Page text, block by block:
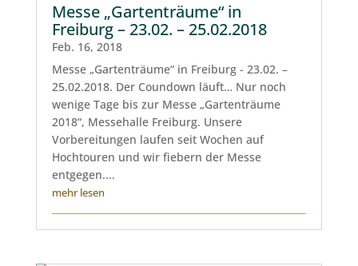
Messe „Gartenträume“ in
Freiburg – 23.02. – 25.02.2018
Feb. 16, 2018
Messe „Gartenträume“ in Freiburg - 23.02. –
25.02.2018. Der Coundown läuft… Nur noch
wenige Tage bis zur Messe „Gartenträume
2018“, Messehalle Freiburg. Unsere
Vorbereitungen laufen seit Wochen auf
Hochtouren und wir fiebern der Messe
entgegen....
mehr lesen